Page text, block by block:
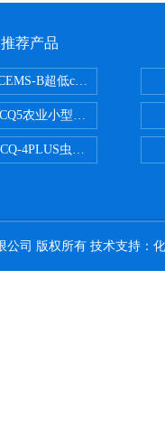
推荐产品
B超低cems烟气监测系
农业小型气象站
4PLUS虫情测报灯
司 版权所有 技术支持：